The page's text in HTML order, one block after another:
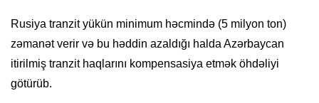
Rusiya tranzit yükün minimum həcmində (5 milyon ton)
zəmanət verir və bu həddin azaldığı halda Azərbaycan
itirilmiş tranzit haqlarını kompensasiya etmək öhdəliyi
götürüb.